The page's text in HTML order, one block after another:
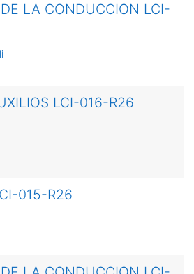
LA CONDUCCION LCI-
LCI-016-R26
015-R26